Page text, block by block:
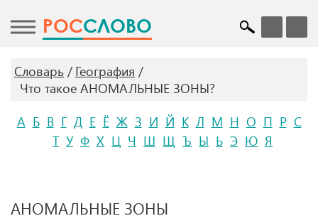
POCСЛОВО
Словарь
География
Что такое АНОМАЛЬНЫЕ ЗОНЫ?
А Б В Г Д Е Ё Ж З И Й К Л М Н О П Р С
Т У Ф Х Ц Ч Ш Щ Ъ Ы Ь Э Ю Я
АНОМАЛЬНЫЕ ЗОНЫ